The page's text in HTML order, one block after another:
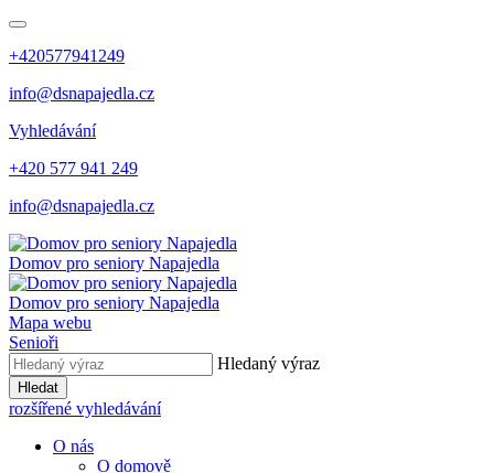
+420577941249
info@dsnapajedla.cz
Vyhledávání
+420 577 941 249
info@dsnapajedla.cz
Domov pro seniory Napajedla
Domov pro seniory Napajedla
Mapa webu
Senioři
Hledaný výraz
Hledat
rozšířené vyhledávání
O nás
O domově